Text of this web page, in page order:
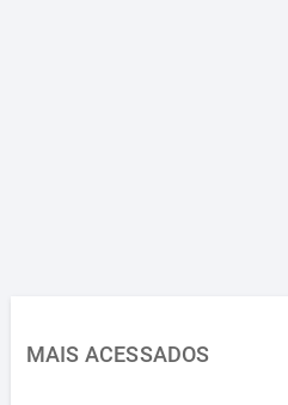
MAIS ACESSADOS